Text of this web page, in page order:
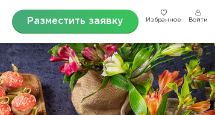
Разместить заявку Избранное Войти